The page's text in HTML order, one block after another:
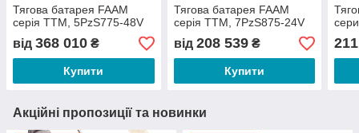
Тягова батарея FAAM
серія TTM, 5PzS775-48V
від 368 010 ₴
Купити
Тягова батарея FAAM
серія TTM, 7PzS875-24V
від 208 539₴
Купити
Акційні пропозиції та новинки